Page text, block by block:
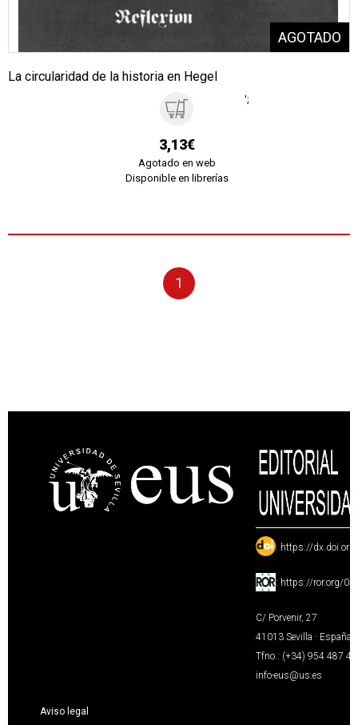
La circularidad de la historia en Hegel
3,13€
Agotado en web
Disponible en librerías
';
1
: https://
: https://ror.org/
C/ Porvenir, 27
41013 Sevilla · España
Tfno.: (+34) 954 487
info-eus@us.es
Aviso legal